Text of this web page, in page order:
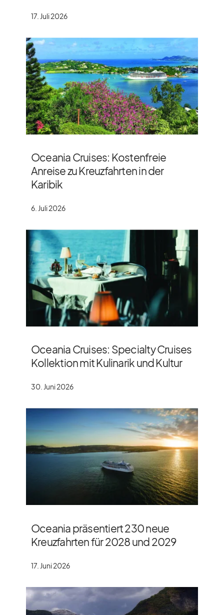
17. Juli 2026
Oceania Cruises: Kostenfreie
Anreise zu Kreuzfahrten in der
Karibik
6. Juli 2026
Oceania Cruises: Specialty Cruises
Kollektion mit Kulinarik und Kultur
30. Juni 2026
Oceania präsentiert 230 neue
Kreuzfahrten für 2028 und 2029
17. Juni 2026